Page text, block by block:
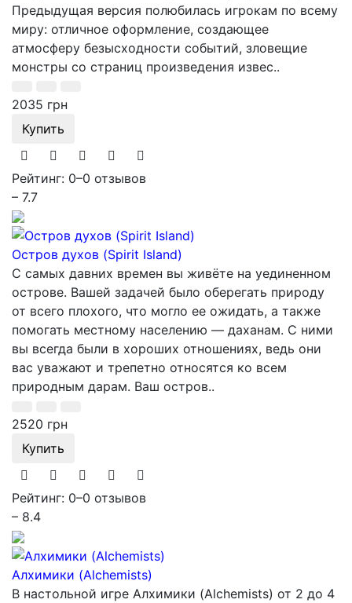
Предыдущая версия полюбилась игрокам по всему
миру: отличное оформление, создающее
атмосферу безысходности событий, зловещие
монстры со страниц произведения извес..
2035 грн
Купить
Рейтинг: 0–0 отзывов
– 7.7
Остров духов (Spirit Island)
C самых давних времен вы живёте на уединенном
острове. Вашей задачей было оберегать природу
от всего плохого, что могло ее ожидать, а также
помогать местному населению — даханам. С ними
вы всегда были в хороших отношениях, ведь они
вас уважают и трепетно относятся ко всем
природным дарам. Ваш остров..
2520 грн
Купить
Рейтинг: 0–0 отзывов
– 8.4
Алхимики (Alchemists)
В настольной игре Алхимики (Alchemists) от 2 до 4